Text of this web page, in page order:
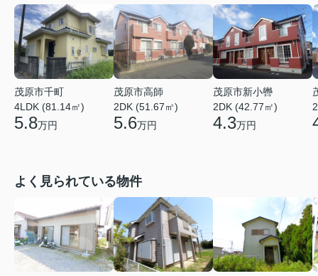
茂原市千町
4LDK (81.14㎡)
5.8万円
茂原市高師
2DK (51.67㎡)
5.6万円
茂原市新小轡
2DK (42.77㎡)
4.3万円
よく見られている物件